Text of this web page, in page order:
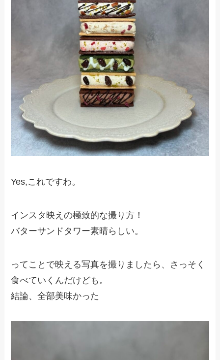
Yes,これですわ。
インスタ映えの極致的な撮り方！
バターサンドタワー素晴らしい。
ってことで映える写真を撮りましたら、さっそく
食べていくんだけども。
結論、全部美味かった